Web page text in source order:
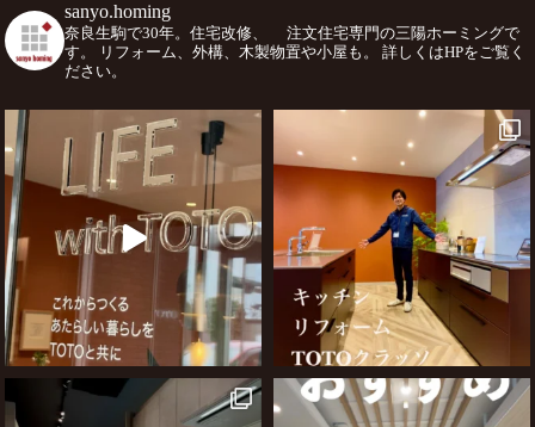
sanyo.homing
奈良生駒で30年。住宅改修、
注文住宅専門の三陽ホーミングで
す。
リフォーム、外構、木製物置や小屋も。
詳しくはHPをご覧く
ださい。